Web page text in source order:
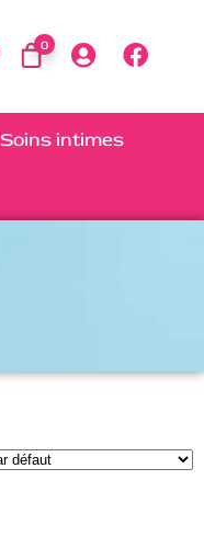
0
Soins intimes